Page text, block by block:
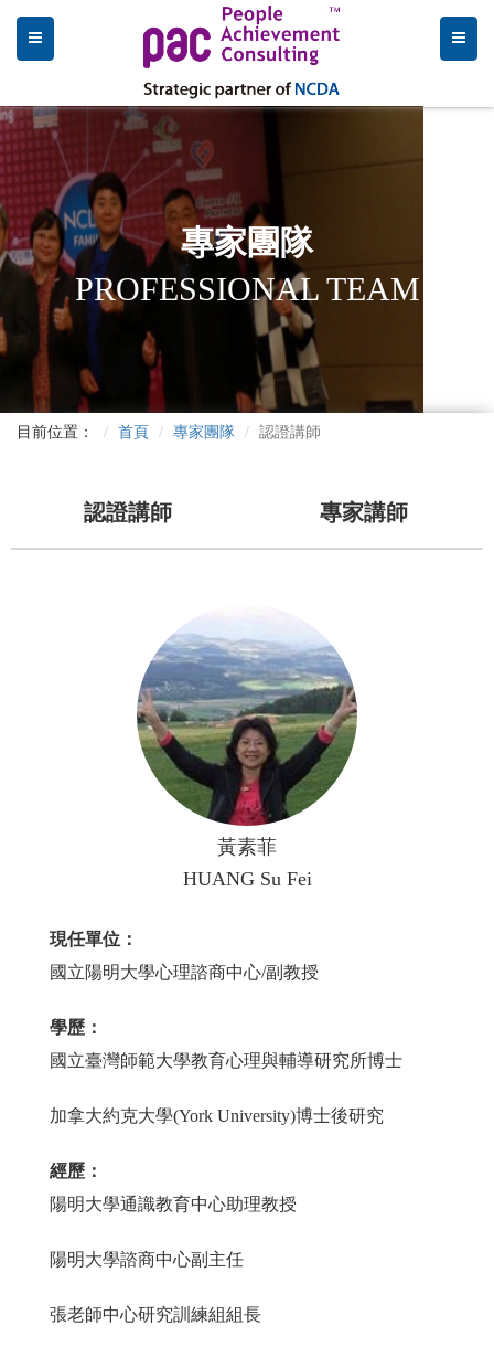
專家團隊
PROFESSIONAL TEAM
目前位置： 首頁 專家團隊 認證講師
認證講師 專家講師
黃素菲
HUANG Su Fei
現任單位：
國立陽明大學心理諮商中心/副教授
學歷：
國立臺灣師範大學教育心理與輔導研究所博士
加拿大約克大學(York University)博士後研究
經歷：
陽明大學通識教育中心助理教授
陽明大學諮商中心副主任
張老師中心研究訓練組組長